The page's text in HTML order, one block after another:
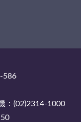
586
：(02)2314-1000